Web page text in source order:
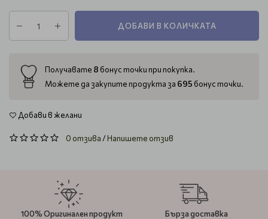
ДОБАВИ В КОЛИЧКАТА
Получавате 8 бонус точки при покупка.
Можете да закупите продукта за 695 бонус точки.
Добави в желани
0 отзива/Напишете отзив
100% Оригинален продукт Бърза доставка